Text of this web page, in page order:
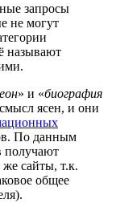
запросы
не могут
называют
» и «биография
ясен, и они
По данным
получают
сайты, т.к.
общее